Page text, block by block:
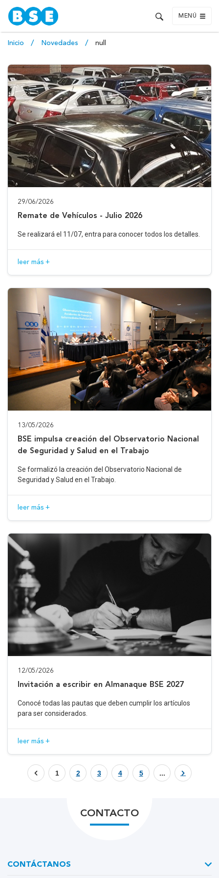
MENÚ
Inicio Novedades null
29/06/2026
Remate de Vehículos - Julio 2026
Se realizará el 11/07, entra para conocer todos los detalles.
leer más +
13/05/2026
BSE impulsa creación del Observatorio Nacional
de Seguridad y Salud en el Trabajo
Se formalizó la creación del Observatorio Nacional de
Seguridad y Salud en el Trabajo.
leer más +
12/05/2026
Invitación a escribir en Almanaque BSE 2027
Conocé todas las pautas que deben cumplir los artículos
para ser considerados.
leer más +
1 2 3 4 5 ...
CONTACTO
CONTÁCTANOS